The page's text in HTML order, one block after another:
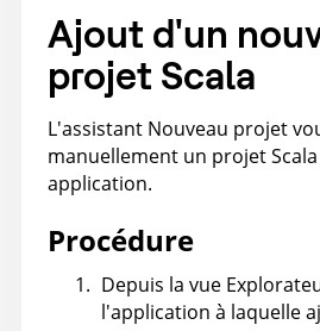
Ajout d'un
projet Scala
L'assistant Nouveau projet
manuellement un projet
application.
Procédure
Depuis la vue
l'application à laquelle